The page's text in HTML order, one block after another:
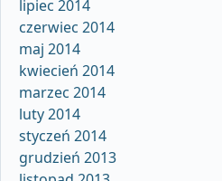
lipiec 2014
czerwiec 2014
maj 2014
kwiecień 2014
marzec 2014
luty 2014
styczeń 2014
grudzień 2013